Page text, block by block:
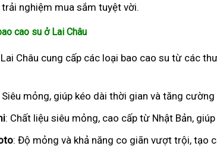
nghiệm mua sắm tuyệt vời.
cao su ở Lai Châu
Châu cung cấp các loại bao cao su từ các
Siêu mỏng, giúp kéo dài thời gian và tăng
: Chất liệu siêu mỏng, cao cấp từ Nhật Bản,
: Độ mỏng và khả năng co giãn vượt trội, tạo